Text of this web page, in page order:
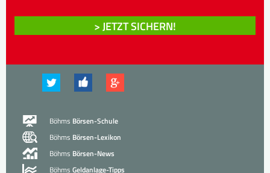
> JETZT SICHERN!
Böhms Börsen-Schule
Böhms Börsen-Lexikon
Böhms Börsen-News
Böhms Geldanlage-Tipps